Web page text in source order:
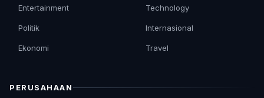
Entertainment
Politik
Ekonomi
Technology
Internasional
Travel
PERUSAHAAN